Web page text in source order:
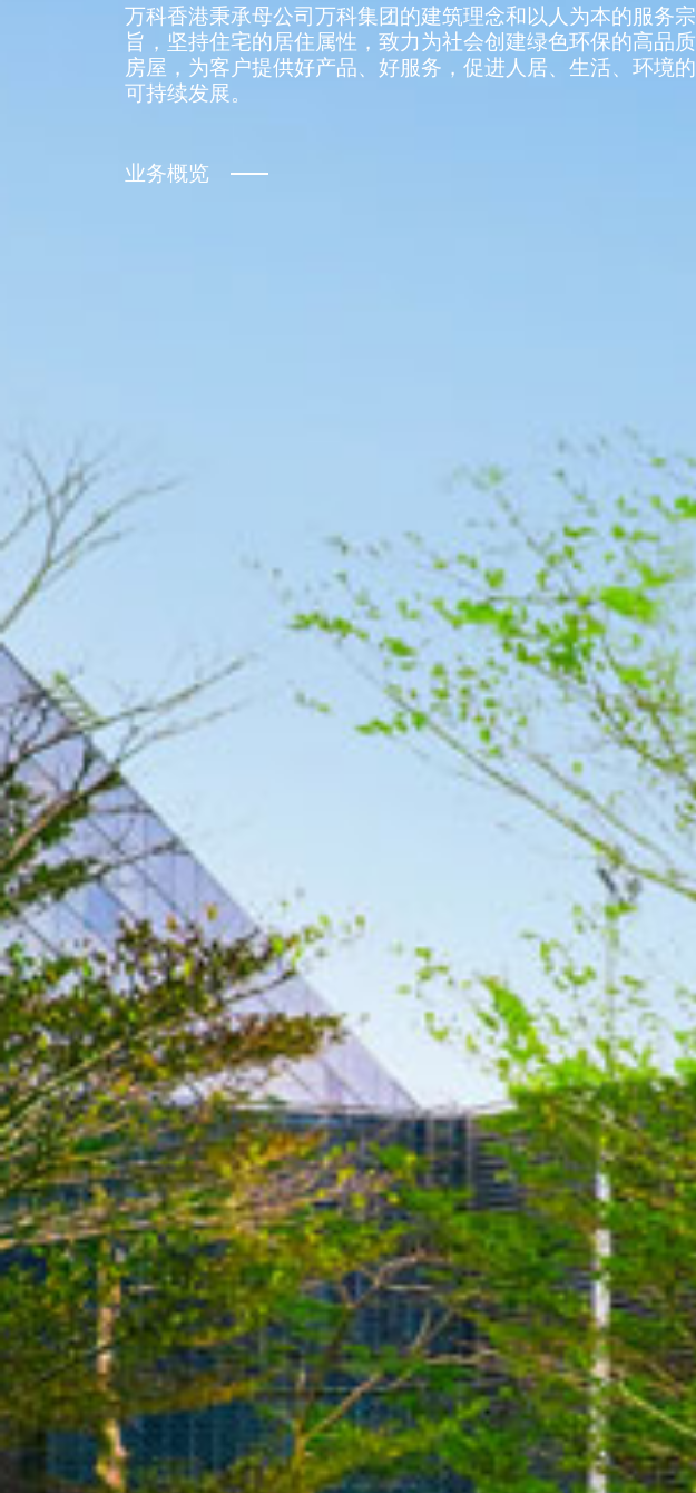
万科香港秉承母公司万科集团的建筑理念和以人为本的服务宗
旨，坚持住宅的居住属性，致力为社会创建绿色环保的高品质
房屋，为客户提供好产品、好服务，促进人居、生活、环境的
可持续发展。
业务概览